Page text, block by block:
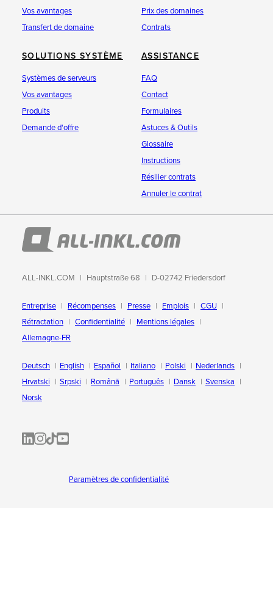
Vos avantages
Transfert de domaine
Prix des domaines
Contrats
SOLUTIONS SYSTÈME
Systèmes de serveurs
Vos avantages
Produits
Demande d'offre
ASSISTANCE
FAQ
Contact
Formulaires
Astuces & Outils
Glossaire
Instructions
Résilier contrats
Annuler le contrat
ALL-INKL.COM Hauptstraße 68 D-02742 Friedersdorf
Entreprise Récompenses Presse Emplois
CGU
Rétractation
Confidentialité
Mentions légales
Allemagne-FR
Deutsch English Español Italiano Polski
Nederlands
Hrvatski
Srpski Română Português Dansk
Svenska
Norsk
ALL-INKL.COM | LinkedIn
ALL-INKL.COM • Instagram photos and videos
ALL-INKL.COM | TikTok
ALLINKL.COM - YouTube
Paramètres de confidentialité